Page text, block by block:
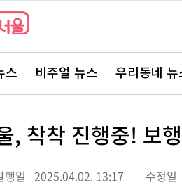
스 비주얼 뉴스 우리동네 뉴
, 착착 진행중! 보
행일 2025.04.02. 13:17 수정일